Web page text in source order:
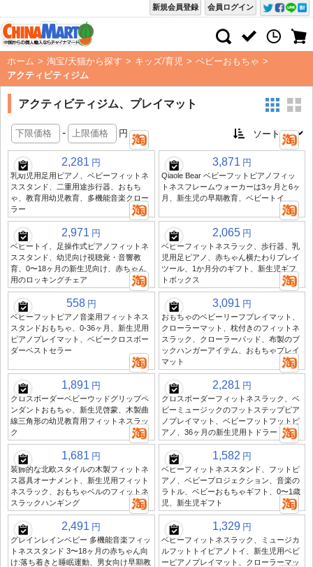
会員ログイン
新規会員登録
ホーム > 淘宝/天猫から探す > キッズ/育児 > ベビーおもちゃ >
アクティビティジム
アクティビティジム、プレイマット
- 円
2,281 円
乳幼児用足用ピアノ、ベビーフィットネ
ススタンド、二重用途歩行器、おもち
ゃ、教育用幼児教育、多機能音楽クロー
ラー
3,871 円
Qiaole Bear ベビーフットピアノフィッ
トネスフレームウォーカーは3ヶ月と6ヶ
月、新生児の早期教育、ベビートイ
2,971 円
ベビートイ、足操作式ピアノフィットネ
ススタンド、幼児向け視聴覚・音響教
育、0〜18ヶ月の新生児向け、赤ちゃん
用のロッキングチェア
2,065 円
ベビーフィットネスラック、歩行器、乳
児用足ピアノ、赤ちゃん横たわりプレイ
ツール、1か月分のギフト、新生児ギフ
トボックス
558 円
ベビーフットピアノ音楽用フィットネス
スタンドおもちゃ、0-36ヶ月、新生児用
ピアノプレイマット、ベビークロスボー
ダーベストセラー
3,091 円
おもちゃのベビーリーフプレイマット、
クローラーマット、枕付きのフィットネ
スラック、クローラーパッド、布製のブ
ックハンガーアイテム、おもちゃプレイ
マット
1,891 円
クロスボーダーベビーウッドグリップペ
ンダントおもちゃ、新生児啓蒙、木製曲
線三角形の幼児教育用フィットネスラッ
ク
2,281 円
クロスボーダーフィットネスラック、ベ
ビーミュージックのフットステップピア
ノプレイマット、ベビーフットフットピ
アノ、36ヶ月の新生児用トドラートイ
1,681 円
装飾的な北欧スタイルの木製フィットネ
ス器具オーナメント、新生児用フィット
ネスラック、おもちゃベルのフィットネ
スラックハンギング
1,582 円
ベビーフィットネススタンド、フットピ
アノ、ベビープロジェクション、音楽の
ラトル、ベビーおもちゃギフト、0〜1歳
児、新生児ギフト
2,491 円
グレインレインベビー 多機能音楽フィッ
トネススタンド 3〜18ヶ月の赤ちゃん向
け:落ち着きと睡眠運動、男女向け早期教
1,329 円
ベビーフィットネスラック、ミュージカ
ルフットトイピアノトイ、新生児用ベビ
ーピアノプレイマット、クローラーマッ